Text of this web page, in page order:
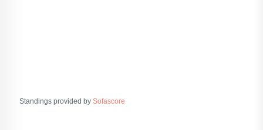
Standings provided by Sofascore